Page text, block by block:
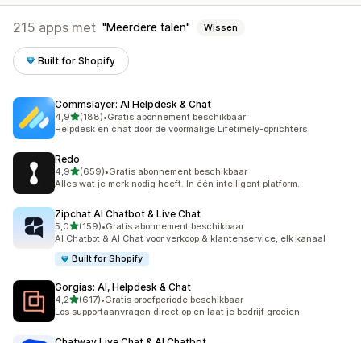
215 apps met Meerdere talen Wissen
Built for Shopify
Commslayer: AI Helpdesk & Chat
4,9van 5 sterren
(188)
188 recensies in totaal
•Gratis abonnement beschikbaar
Helpdesk en chat door de voormalige Lifetimely-oprichters
Redo
4,9van 5 sterren
(659)
659 recensies in totaal
•Gratis abonnement beschikbaar
Alles wat je merk nodig heeft. In één intelligent platform.
Zipchat AI Chatbot & Live Chat
5,0van 5 sterren
(159)
159 recensies in totaal
•Gratis abonnement beschikbaar
AI Chatbot & AI Chat voor verkoop & klantenservice, elk kanaal
Built for Shopify
Gorgias: AI, Helpdesk & Chat
4,2van 5 sterren
(617)
617 recensies in totaal
•Gratis proefperiode beschikbaar
Los supportaanvragen direct op en laat je bedrijf groeien.